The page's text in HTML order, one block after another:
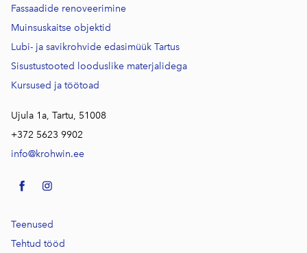
Fassaadide renoveerimine
Muinsuskaitse objektid
Lubi- ja savikrohvide edasimüük Tartus
Sisustustooted looduslike materjalidega
Kursused ja töötoad
Ujula 1a, Tartu, 51008
+372 5623 9902
info@krohwin.ee
Teenused
Tehtud tööd